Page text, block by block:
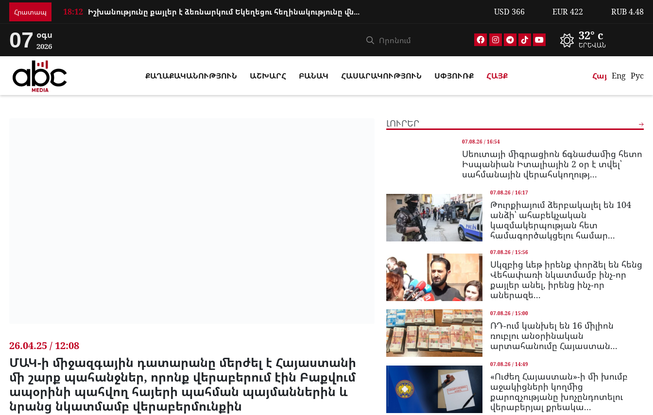
Հրատապ 18:12 Իշխանությունը քայլեր է ձեռնարկում Եկեղեցու հեղինակությունը վնասելու, ինք... USD 366 EUR422 RUB4.48
07 օգս
2026
32° c
ԵՐԵՎԱՆ
ՔԱՂԱՔԱԿԱՆՈՒԹՅՈՒՆ ԱՇԽԱՐՀ ԲԱՆԱԿ ՀԱՍԱՐԱԿՈՒԹՅՈՒՆ ՍՓՅՈՒՌՔ ՀԱՅՔ Հայ Eng Рус
26.04.25 / 12:08
ՄԱԿ-ի միջազգային դատարանը մերժել է Հայաստանի
մի շարք պահանջներ, որոնք վերաբերում էին Բաքվում
ապօրինի պահվող հայերի պահման պայմաններին և
նրանց նկատմամբ վերաբերմունքին
ԼՈՒՐԵՐ
07.08.26 / 16:54
Սեուտայի միգրացիոն ճգնաժամից հետո
Իսպանիան Իտալիային 2 օր է տվել՝
սահմանային վերահսկողությ...
07.08.26 / 16:17
Թուրքիայում ձերբակալել են 104
անձի՝ ահաբեկչական
կազմակերպության հետ
համագործակցելու համար...
07.08.26 / 15:56
Սկզբից ևեթ իրենք փորձել են հենց
Վեհափառի նկատմամբ ինչ-որ
քայլեր անել, իրենց ինչ-որ
աներազե...
07.08.26 / 15:00
ՌԴ-ում կանխել են 16 միլիոն
ռուբլու անօրինական
արտահանումը Հայաստան...
07.08.26 / 14:49
«Ուժեղ Հայաստան»-ի մի խումբ
աջակիցների կողմից
քարոզչությանը խոչընդոտելու
վերաբերյալ քրեակա...